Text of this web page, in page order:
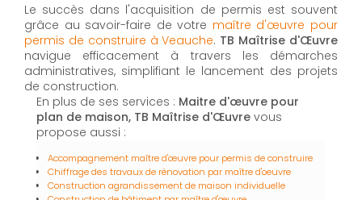
Le succès dans l'acquisition de permis est souvent
grâce au savoir-faire de votre maître d'œuvre pour
permis de construire à Veauche. TB Maîtrise d'Œuvre
navigue efficacement à travers les démarches
administratives, simplifiant le lancement des projets
de construction.
En plus de ses services : Maitre d'œuvre pour
plan de maison, TB Maîtrise d'Œuvre vous
propose aussi :
Accompagnement maître d'œuvre pour permis de construire
Chiffrage des travaux de rénovation par maître d'oeuvre
Construction agrandissement de maison individuelle